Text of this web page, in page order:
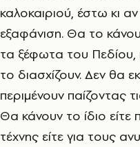
καλοκαιριού, έστω κι
εξαφάνιση. Θα το
τα ξέφωτα του
το διασχίζουν. Δεν θα
περιμένουν παίζοντας
Θα κάνουν το ίδιο είτε
τέχνης είτε για τους